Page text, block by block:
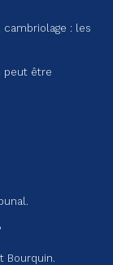
cambriolage : les
peut être
Bourquin.